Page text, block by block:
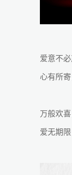
爱意不
心有所
万般欢喜
爱无期